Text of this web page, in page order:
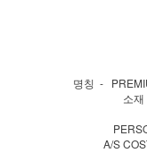
명칭 -
소
A/S